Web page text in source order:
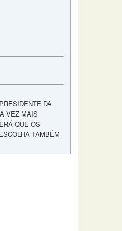
DA
VEZ MAIS
QUE OS
TAMBÉM